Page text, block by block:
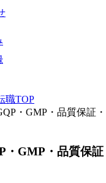
職TOP
・GMP・品質保証
・GMP・品質保